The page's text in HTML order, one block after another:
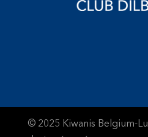
© 2025 Kiwanis Belgium-